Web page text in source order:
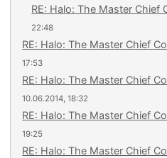
RE: Halo: The Master Chief
22:48
RE: Halo: The Master Chief
17:53
RE: Halo: The Master Chief
10.06.2014, 18:32
RE: Halo: The Master Chief
19:25
RE: Halo: The Master Chief